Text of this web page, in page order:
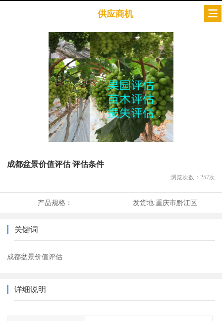
供应商机
成都盆景价值评估 评估条件
浏览次数： 257次
产品规格： 发货地:重庆市黔江区
关键词
成都盆景价值评估
详细说明